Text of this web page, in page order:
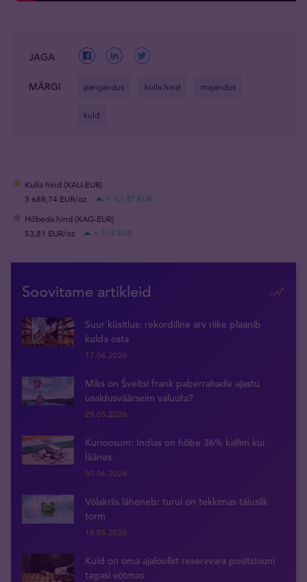
JAGA
MÄRGI pangandus kulla hind majandus
kuld
Kulla hind (XAU-EUR)
3 688,74 EUR/oz
+ 101,87 EUR
Hõbeda hind (XAG-EUR)
53,81 EUR/oz
+ 1,12 EUR
Soovitame artikleid
Suur küsitlus: rekordiline arv riike plaanib
kulda osta
17.06.2026
Miks on Šveitsi frank paberrahade ajastu
usaldusväärseim valuuta?
29.05.2026
Kurioosum: Indias on hõbe 36% kallim kui
läänes
30.06.2026
Võlakriis läheneb: turul on tekkimas täiuslik
torm
18.05.2026
Kuld on oma ajaloolist reservvara positsiooni
tagasi võtmas